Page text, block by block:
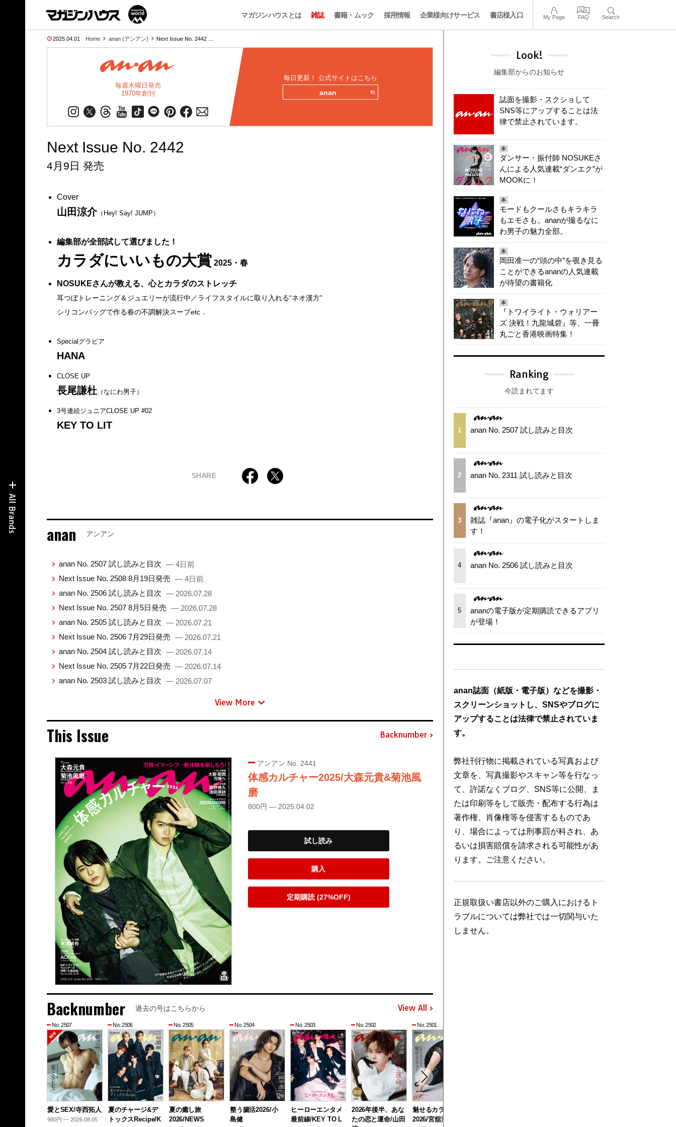
マガジンハウスとは 雑誌 書籍・ムック 採用情報 企業様向けサービス 書店様入口 My Page FAQ Search
2025.04.01 Home anan (アンアン) Next Issue No. 2442 …
毎週水曜日発売
1970年創刊
毎日更新！ 公式サイトはこちら
anan
Next Issue No. 2442
4月9日 発売
Cover
山田涼介（Hey! Say! JUMP）
編集部が全部試して選びました！
カラダにいいもの大賞 2025・春
NOSUKEさんが教える、心とカラダのストレッチ
耳つぼトレーニング＆ジュエリーが流行中／ライフスタイルに取り入れる“ネオ漢方”
シリコンバッグで作る春の不調解決スープetc．
Specialグラビア
HANA
CLOSE UP
長尾謙杜（なにわ男子）
3号連続ジュニアCLOSE UP #02
KEY TO LIT
SHARE
anan アンアン
anan No. 2507 試し読みと目次 — 4日前
Next Issue No. 2508 8月19日発売 — 4日前
anan No. 2506 試し読みと目次 — 2026.07.28
Next Issue No. 2507 8月5日発売 — 2026.07.28
anan No. 2505 試し読みと目次 — 2026.07.21
Next Issue No. 2506 7月29日発売 — 2026.07.21
anan No. 2504 試し読みと目次 — 2026.07.14
Next Issue No. 2505 7月22日発売 — 2026.07.14
anan No. 2503 試し読みと目次 — 2026.07.07
View More
This Issue Backnumber
アンアン No. 2441
体感カルチャー2025/大森元貴&菊池風
磨
800円 — 2025.04.02
試し読み
購入
定期購読 (27%OFF)
Backnumber 過去の号はこちらから View All
No. 2507
愛とSEX/寺西拓人
980円 — 2026.08.05
No. 2506
夏のチャージ&デ
トックスRecipe/K
No. 2505
夏の癒し旅
2026/NEWS
No. 2504
整う腸活2026/小
島健
No. 2503
ヒーローエンタメ
最前線/KEY TO L
No. 2502
2026年後半、あな
たの恋と運命/山田
No. 2501
魅せるカラダ
2026/宮舘涼太
Look!
編集部からのお知らせ
誌面を撮影・スクショして
SNS等にアップすることは法
律で禁止されています。
本
ダンサー・振付師 NOSUKEさ
んによる人気連載“ダンエク”が
MOOKに！
本
モードもクールさもキラキラ
もエモさも。ananが撮るなに
わ男子の魅力全部。
本
岡田准一の“頭の中”を覗き見る
ことができるananの人気連載
が待望の書籍化
本
『トワイライト・ウォリアー
ズ 決戦！九龍城砦』等、一冊
丸ごと香港映画特集！
Ranking
今読まれてます
1 anan No. 2507 試し読みと目次
2 anan No. 2311 試し読みと目次
3
雑誌『anan』の電子化がスタートしま
す！
4 anan No. 2506 試し読みと目次
5
ananの電子版が定期購読できるアプリ
が登場！
anan誌面（紙版・電子版）などを撮影・
スクリーンショットし、SNSやブログに
アップすることは法律で禁止されていま
す。
弊社刊行物に掲載されている写真および
文章を、写真撮影やスキャン等を行なっ
て、許諾なくブログ、SNS等に公開、ま
たは印刷等をして販売・配布する行為は
著作権、肖像権等を侵害するものであ
り、場合によっては刑事罰が科され、あ
るいは損害賠償を請求される可能性があ
ります。ご注意ください。
正規取扱い書店以外のご購入におけるト
ラブルについては弊社では一切関与いた
しません。